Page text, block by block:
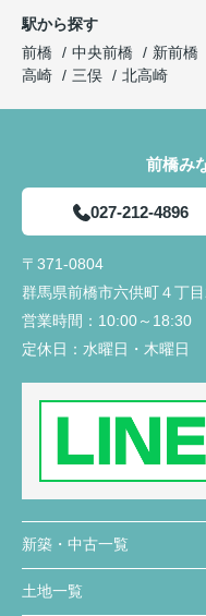
駅から探す
前橋
中央前橋 新前橋
高崎
三俣 北高崎
前橋み
027-212-4896
〒371-0804
群馬県前橋市六供町４丁
営業時間： 10:00～18:30
定休日： 水曜日・木曜日
新築・中古一覧
土地一覧